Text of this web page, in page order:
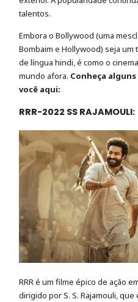
talentos.
Embora o Bollywood (uma
Bombaim e Hollywood) seja
de língua hindi, é como o
mundo afora. Conheça
você aqui:
RRR-2022 SS RAJAMOULI:
RRR é um filme épico de ação
dirigido por S. S. Rajamouli,